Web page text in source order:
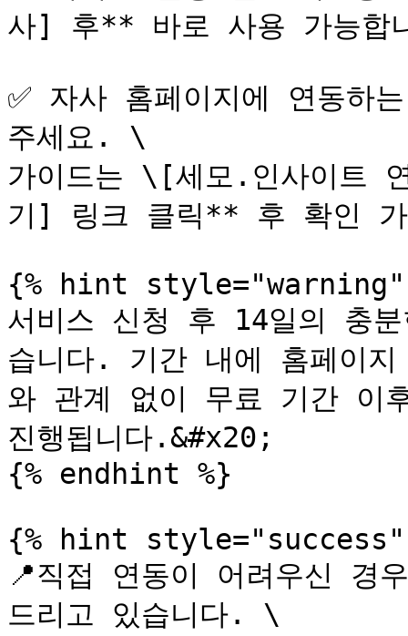
사] 후** 바로 사용 가능합
✅ 자사 홈페이지에 연동하
주세요. \
가이드는 \[세모.인사이트
기] 링크 클릭** 후 확인 가
{% hint style="warning"
서비스 신청 후 14일의 충
습니다. 기간 내에 홈페이
와 관계 없이 무료 기간 이
진행됩니다.&#x20;
{% endhint %}
{% hint style="success"
📍직접 연동이 어려우신 경
드리고 있습니다. \